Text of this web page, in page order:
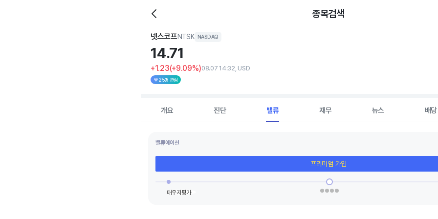
종목검색
넷스코프NTSK NASDAQ
14.71
+1.23(+9.09%)08.07 14:32, USD
25명 관심
개요 진단 밸류 재무 뉴스 배당
밸류에이션
프리미엄 가입